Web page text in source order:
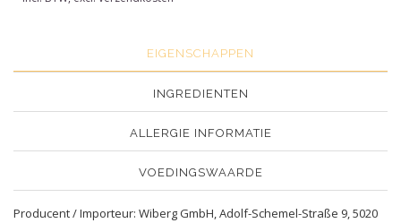
EIGENSCHAPPEN
INGREDIENTEN
ALLERGIE INFORMATIE
VOEDINGSWAARDE
Producent / Importeur: Wiberg GmbH, Adolf-Schemel-Straße 9, 5020